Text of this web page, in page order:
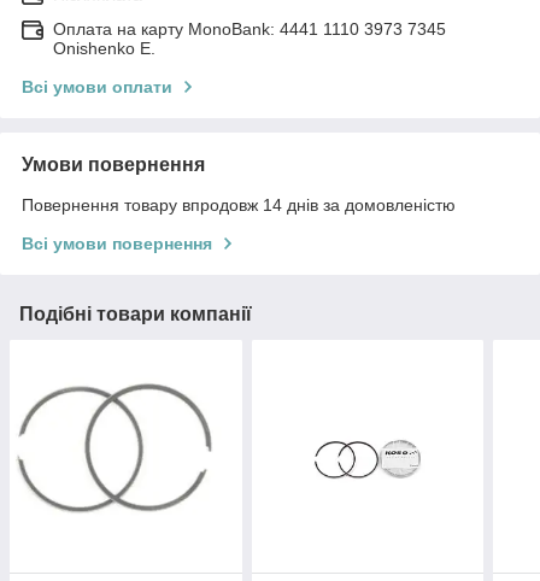
Оплата на карту MonoBank: 4441 1110 3973 7345
Onishenko E.
Всі умови оплати
Умови повернення
Повернення товару впродовж 14 днів за домовленістю
Всі умови повернення
Подібні товари компанії